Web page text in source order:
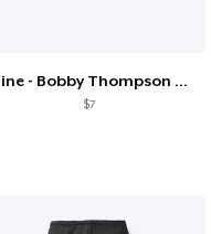
Shine - Bobby Thompson Band Merch
$7